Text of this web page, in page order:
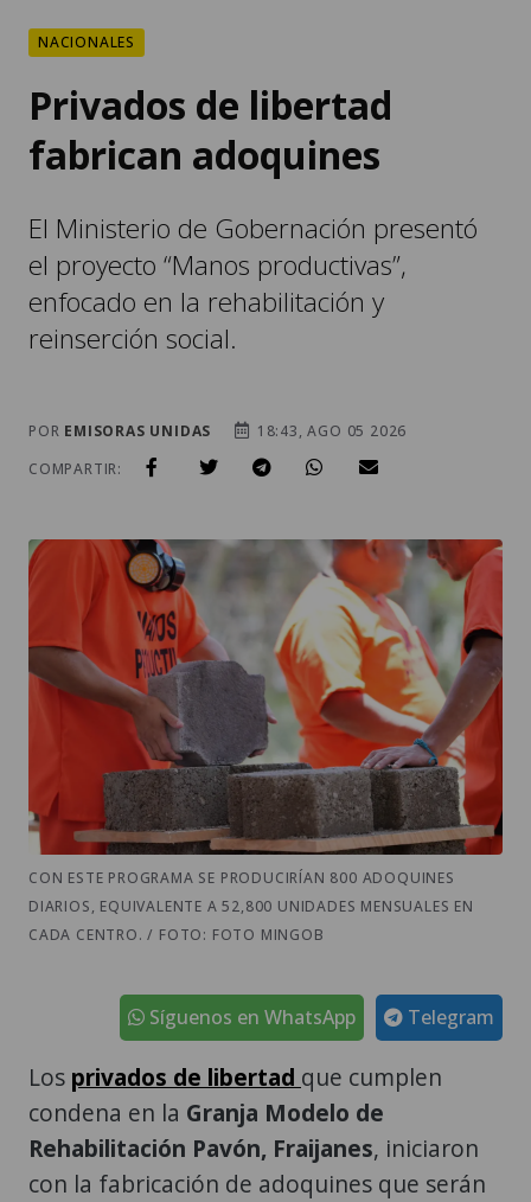
NACIONALES
Privados de libertad
fabrican adoquines
El Ministerio de Gobernación presentó
el proyecto “Manos productivas”,
enfocado en la rehabilitación y
reinserción social.
POR EMISORAS UNIDAS
18:43, AGO 05 2026
COMPARTIR:
CON ESTE PROGRAMA SE PRODUCIRÍAN 800 ADOQUINES
DIARIOS, EQUIVALENTE A 52,800 UNIDADES MENSUALES EN
CADA CENTRO. / FOTO: FOTO MINGOB
Telegram
Síguenos en WhatsApp
Los privados de libertad que cumplen
condena en la Granja Modelo de
Rehabilitación Pavón, Fraijanes, iniciaron
con la fabricación de adoquines que serán